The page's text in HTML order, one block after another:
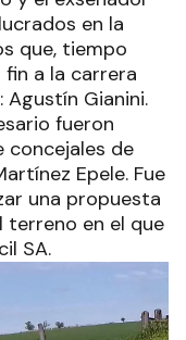
en la
que, tiempo
a la carrera
Gianini.
fueron
concejales de
Epele. Fue
una propuesta
terreno en el que
SA.